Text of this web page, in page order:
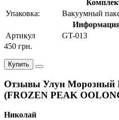
Упаковка:
Вакуумный
Артикул
GT-013
450 грн.
Купить
Отзывы Улун
(FROZEN PEAK
Николай